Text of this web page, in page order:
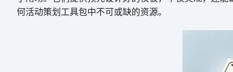
何活动策划工具包中不可或缺的资源。